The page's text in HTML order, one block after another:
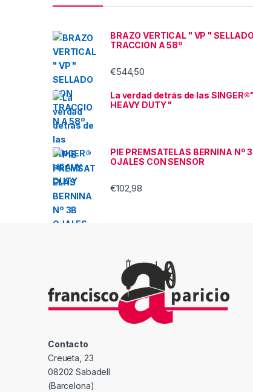
BRAZO VERTICAL " VP "
TRACCION A 58º
€544,50
La verdad detrás de las SINGER®"
HEAVY DUTY "
PIE PREMSATELAS BERNINA Nº
OJALES CON SENSOR
€102,98
Contacto
Creueta, 23
08202 Sabadell
(Barcelona)